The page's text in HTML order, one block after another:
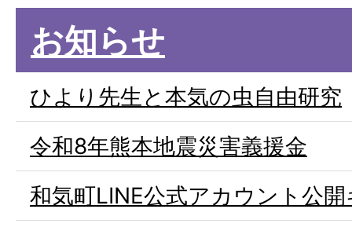
お知らせ
ひより先生と本気の虫自由研究
令和8年熊本地震災害義援金
和気町LINE公式アカウント公